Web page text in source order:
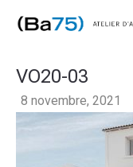
VO20-03
8 novembre, 2021